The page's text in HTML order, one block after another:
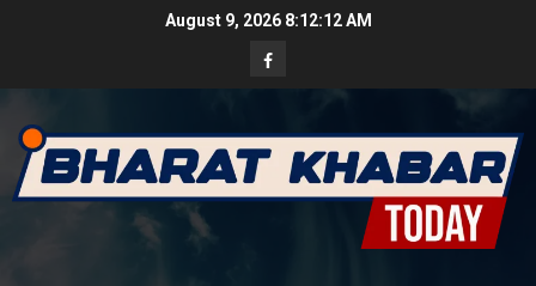
August 9, 2026 8:12:14 AM
Facebook